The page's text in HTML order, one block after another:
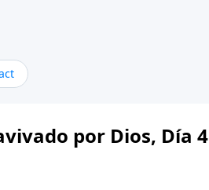
por Dios, Día 4